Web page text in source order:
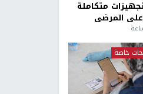
متكاملة
المرضى
خاصة